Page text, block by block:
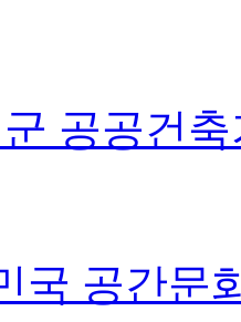
공공건
국 공간문